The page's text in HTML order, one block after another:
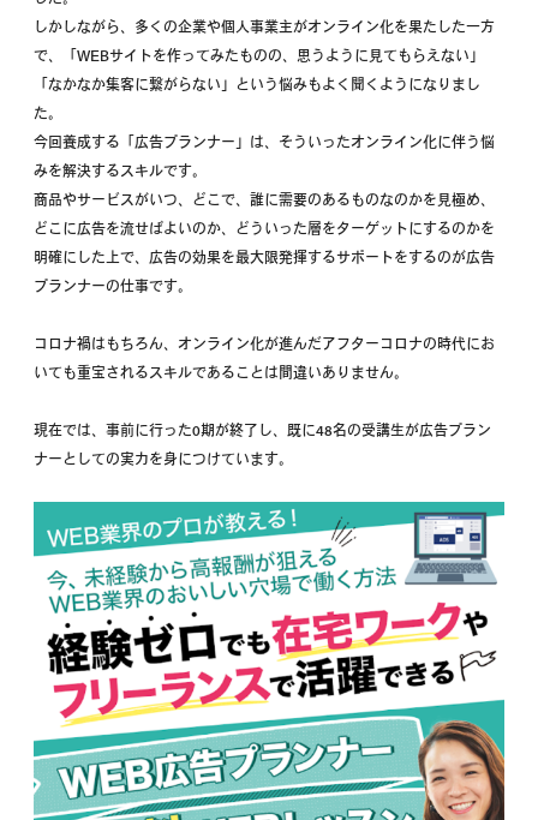
しかしながら、多くの企業や個人事業主がオンライン化を果たした一方
で、「WEBサイトを作ってみたものの、思うように見てもらえない」
「なかなか集客に繋がらない」という悩みもよく聞くようになりまし
た。
今回養成する「広告プランナー」は、そういったオンライン化に伴う悩
みを解決するスキルです。
商品やサービスがいつ、どこで、誰に需要のあるものなのかを見極め、
どこに広告を流せばよいのか、どういった層をターゲットにするのかを
明確にした上で、広告の効果を最大限発揮するサポートをするのが広告
プランナーの仕事です。
コロナ禍はもちろん、オンライン化が進んだアフターコロナの時代にお
いても重宝されるスキルであることは間違いありません。
現在では、事前に行った0期が終了し、既に48名の受講生が広告プラン
ナーとしての実力を身につけています。